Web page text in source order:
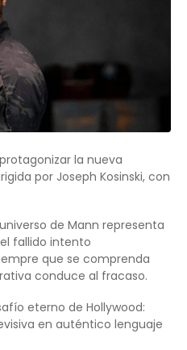
la nueva
por Joseph Kosinski, con
de Mann representa
fallido intento
que se comprenda
conduce al fracaso.
eterno de Hollywood:
en auténtico lenguaje